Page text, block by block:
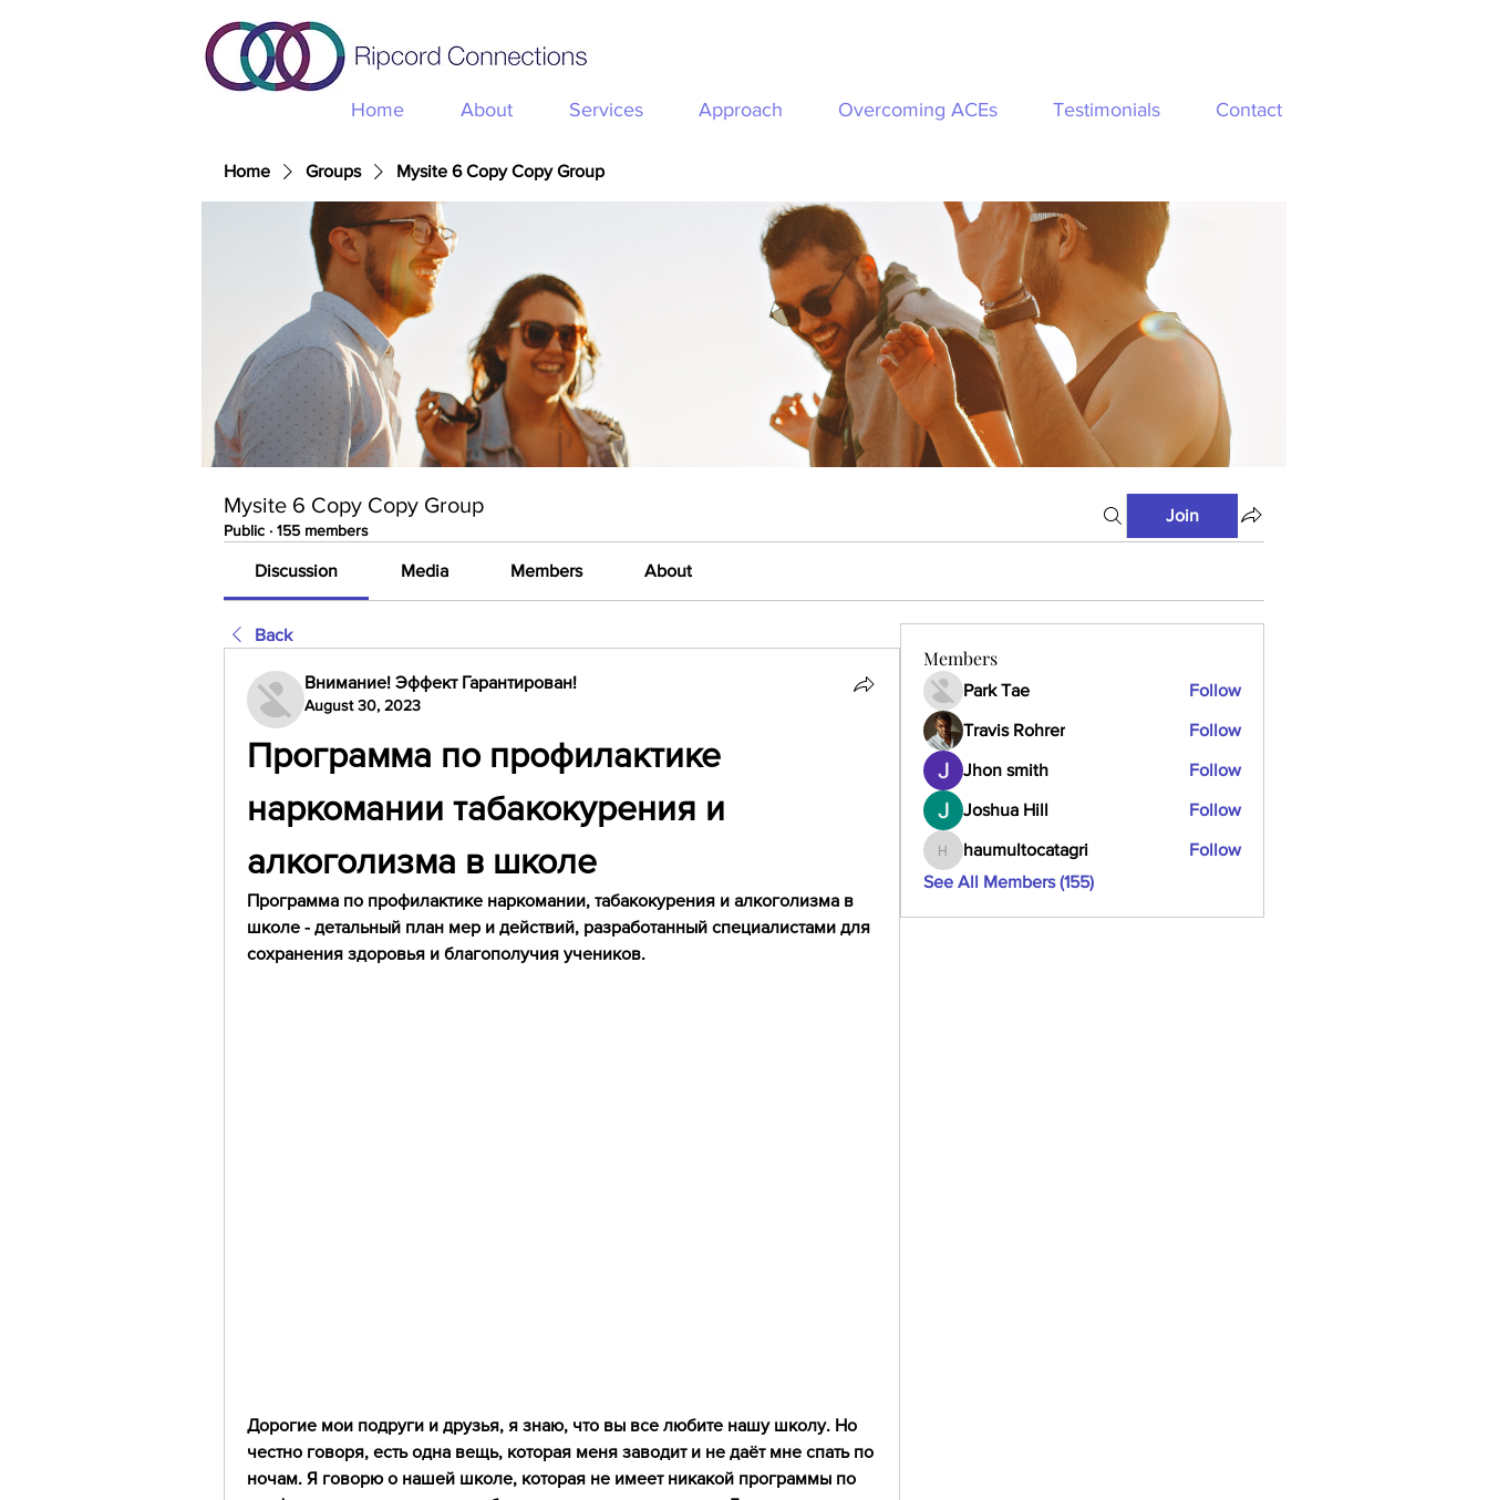
Home About Services Approach Overcoming ACEs Testimonials Contact
Home Groups Mysite 6 Copy Copy Group
Mysite 6 Copy Copy Group
Public · 155 members
Join
Discussion Media Members About
Back
Внимание! Эффект Гарантирован!
August 30, 2023
Программа по профилактике
наркомании табакокурения и
алкоголизма в школе
Программа по профилактике наркомании, табакокурения и алкоголизма в
школе - детальный план мер и действий, разработанный специалистами для
сохранения здоровья и благополучия учеников.
Дорогие мои подруги и друзья, я знаю, что вы все любите нашу школу. Но
честно говоря, есть одна вещь, которая меня заводит и не даёт мне спать по
ночам. Я говорю о нашей школе, которая не имеет никакой программы по
Members
Park Tae Follow
Travis Rohrer Follow
Jhon smith Follow
Joshua Hill Follow
haumultocatagri
haumultocatagri
Follow
See All Members (155)